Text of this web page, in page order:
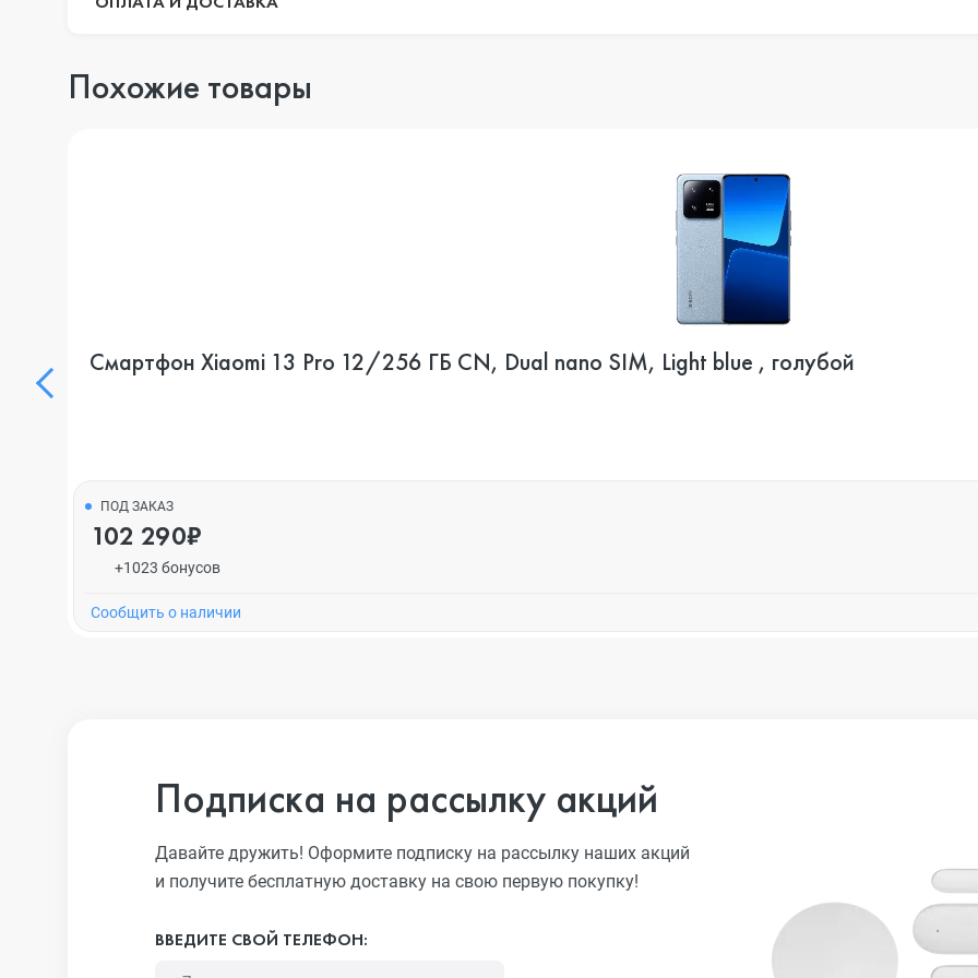
Похожие товары
Смартфон Xiaomi 13 Pro 12/256 ГБ CN, Dual nano SIM, Light blue , голубой
ПОД ЗАКАЗ
102 290₽
+1023 бонусов
Cообщить о наличии
Подписка на рассылку акций
Давайте дружить! Оформите подписку на рассылку наших акций
и получите бесплатную доставку на свою первую покупку!
ВВЕДИТЕ СВОЙ ТЕЛЕФОН: